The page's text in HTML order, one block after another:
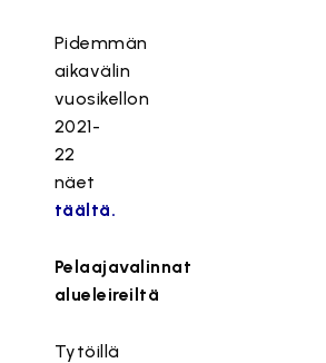
Pidemmän
aikavälin
vuosikellon
2021-
22
näet
täältä.
Pelaajavalinnat
alueleireiltä
Tytöillä